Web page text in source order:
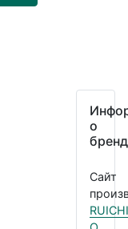
о
Сайт
RUICHI